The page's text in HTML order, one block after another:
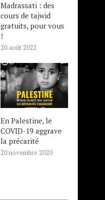
Madrassati : des
cours de tajwid
gratuits, pour vous
!
20 août 2022
En Palestine, le
COVID-19 aggrave
la précarité
20 novembre 2020